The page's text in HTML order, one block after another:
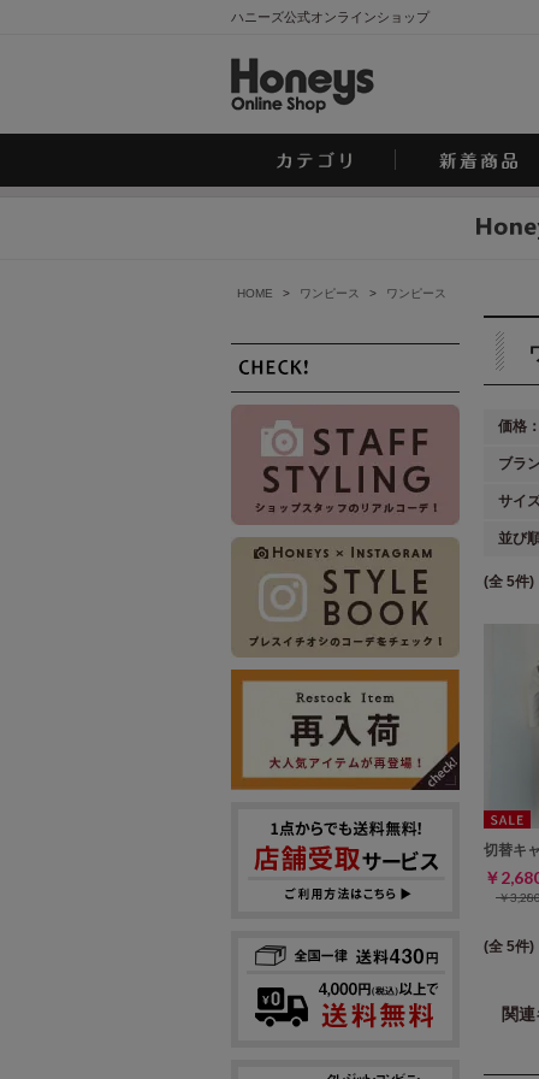
ハニーズ公式オンラインショップ
HOME > ワンピース > ワンピース
価格
ブラ
サイ
並び
(全 5件)
切替キ
￥
￥
(全 5件)
関